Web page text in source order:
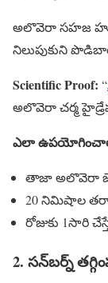
అలొవెరా సహజ
నిలుపుకుని
Scientific Proof: “
అలొవెరా చర్మ
ఎలా
తాజా అలొవెరా
20 నిమిషాల
రోజుకు 1సారి
2. సన్‌బర్న్